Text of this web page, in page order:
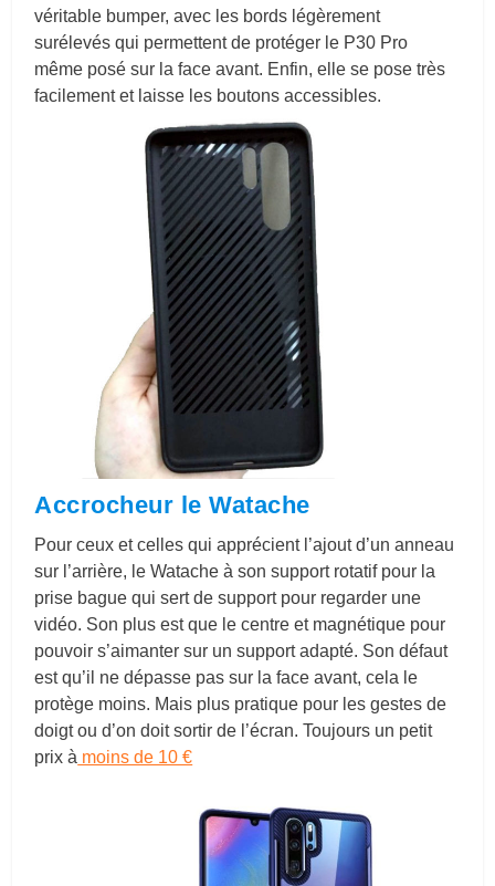
véritable bumper, avec les bords légèrement
surélevés qui permettent de protéger le P30 Pro
même posé sur la face avant. Enfin, elle se pose très
facilement et laisse les boutons accessibles.
Accrocheur le Watache
Pour ceux et celles qui apprécient l’ajout d’un anneau
sur l’arrière, le Watache à son support rotatif pour la
prise bague qui sert de support pour regarder une
vidéo. Son plus est que le centre et magnétique pour
pouvoir s’aimanter sur un support adapté. Son défaut
est qu’il ne dépasse pas sur la face avant, cela le
protège moins. Mais plus pratique pour les gestes de
doigt ou d’on doit sortir de l’écran. Toujours un petit
prix à moins de 10 €